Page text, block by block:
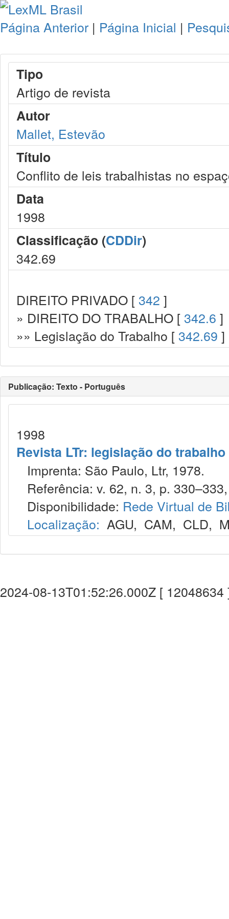
Página Anterior | Página Inicial |
Tipo
Artigo de revista
Autor
Mallet, Estevão
Título
Conflito de leis trabalhistas no
Data
1998
Classificação (CDDir)
342.69
DIREITO PRIVADO [ 342 ]
» DIREITO DO TRABALHO [ 342.6 ]
»» Legislação do Trabalho [ 342.69 ]
Publicação: Texto - Português
1998
Revista LTr: legislação do trabalho
Imprenta: São Paulo, Ltr, 1978.
Referência: v. 62, n. 3, p.
Disponibilidade: Rede Virtual de
Localização: AGU, CAM, CLD,
2024-08-13T01:52:26.000Z [ 12048634